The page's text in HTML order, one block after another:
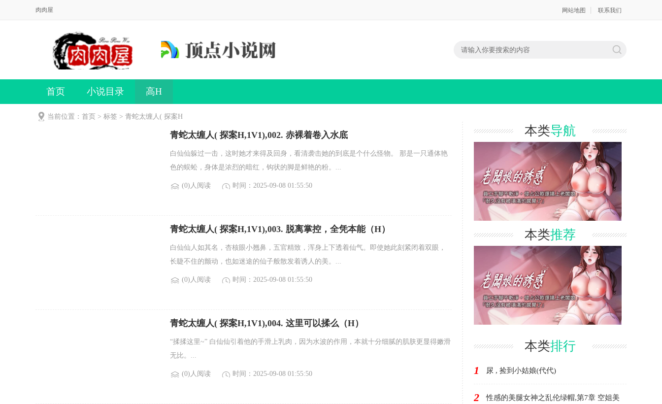
肉肉屋 网站地图 联系我们
首页 小说目录 高H
当前位置：首页 > 标签 > 青蛇太缠人( 探案H
青蛇太缠人( 探案H,1V1),002. 赤裸着卷入水底
白仙仙躲过一击，这时她才来得及回身，看清袭击她的到底是个什么怪物。 那是一只通体艳
色的蜈蚣，身体是浓烈的暗红，钩状的脚是鲜艳的粉。...
(0)人阅读 时间：2025-09-08 01:55:50
青蛇太缠人( 探案H,1V1),003. 脱离掌控，全凭本能（H）
白仙仙人如其名，杏核眼小翘鼻，五官精致，浑身上下透着仙气。即使她此刻紧闭着双眼，
长睫不住的颤动，也如迷途的仙子般散发着诱人的美。...
(0)人阅读 时间：2025-09-08 01:55:50
青蛇太缠人( 探案H,1V1),004. 这里可以揉么（H）
“揉揉这里~” 白仙仙引着他的手滑上乳肉，因为水波的作用，本就十分细腻的肌肤更显得嫩滑
无比。...
(0)人阅读 时间：2025-09-08 01:55:50
本类导航
本类推荐
本类排行
1 尿 , 捡到小姑娘(代代)
2
性感的美腿女神之乱伦绿帽,第7章 空姐美